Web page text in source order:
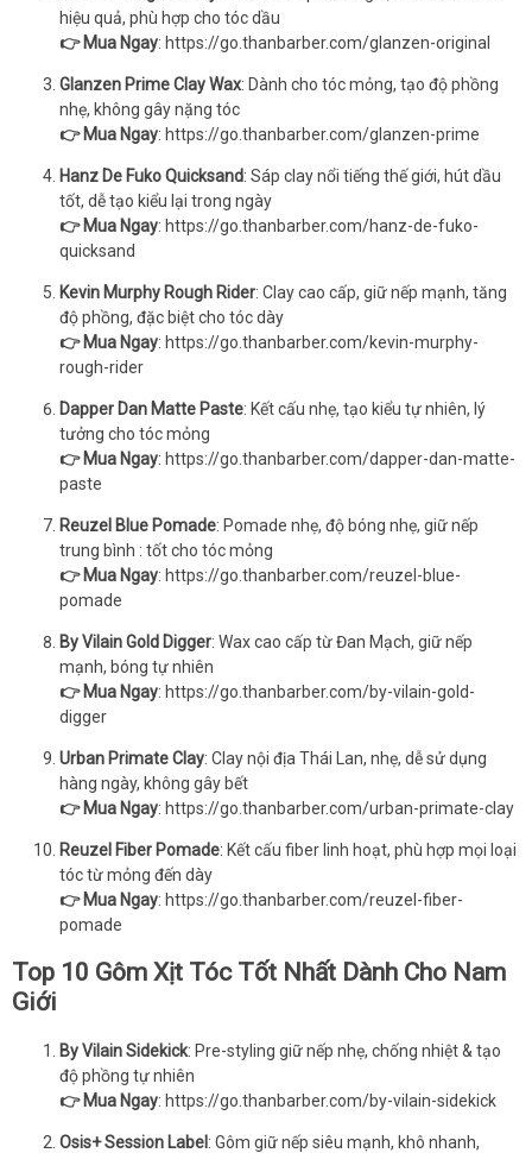
hiệu quả, phù hợp cho tóc dầu
👉 Mua Ngay: https://go.thanbarber.com/glanzen-original
Glanzen Prime Clay Wax: Dành cho tóc mỏng, tạo độ phồng
nhẹ, không gây nặng tóc
👉 Mua Ngay: https://go.thanbarber.com/glanzen-prime
Hanz De Fuko Quicksand: Sáp clay nổi tiếng thế giới, hút dầu
tốt, dễ tạo kiểu lại trong ngày
👉 Mua Ngay: https://go.thanbarber.com/hanz-de-fuko-
quicksand
Kevin Murphy Rough Rider: Clay cao cấp, giữ nếp mạnh, tăng
độ phồng, đặc biệt cho tóc dày
👉 Mua Ngay: https://go.thanbarber.com/kevin-murphy-
rough-rider
Dapper Dan Matte Paste: Kết cấu nhẹ, tạo kiểu tự nhiên, lý
tưởng cho tóc mỏng
👉 Mua Ngay: https://go.thanbarber.com/dapper-dan-matte-
paste
Reuzel Blue Pomade: Pomade nhẹ, độ bóng nhẹ, giữ nếp
trung bình : tốt cho tóc mỏng
👉 Mua Ngay: https://go.thanbarber.com/reuzel-blue-
pomade
By Vilain Gold Digger: Wax cao cấp từ Đan Mạch, giữ nếp
mạnh, bóng tự nhiên
👉 Mua Ngay: https://go.thanbarber.com/by-vilain-gold-
digger
Urban Primate Clay: Clay nội địa Thái Lan, nhẹ, dễ sử dụng
hàng ngày, không gây bết
👉 Mua Ngay: https://go.thanbarber.com/urban-primate-clay
Reuzel Fiber Pomade: Kết cấu fiber linh hoạt, phù hợp mọi loại
tóc từ mỏng đến dày
👉 Mua Ngay: https://go.thanbarber.com/reuzel-fiber-
pomade
Top 10 Gôm Xịt Tóc Tốt Nhất Dành Cho Nam
Giới
By Vilain Sidekick: Pre-styling giữ nếp nhẹ, chống nhiệt & tạo
độ phồng tự nhiên
👉 Mua Ngay: https://go.thanbarber.com/by-vilain-sidekick
Osis+ Session Label: Gôm giữ nếp siêu mạnh, khô nhanh,